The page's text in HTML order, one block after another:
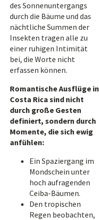
des Sonnenuntergangs
durch die Bäume und das
nächtliche Summen der
Insekten tragen alle zu
einer ruhigen Intimität
bei, die Worte nicht
erfassen können.
Romantische Ausflüge in
Costa Rica sind nicht
durch große Gesten
definiert, sondern durch
Momente, die sich ewig
anfühlen:
Ein Spaziergang im
Mondschein unter
hoch aufragenden
Ceiba-Bäumen.
Den tropischen
Regen beobachten,